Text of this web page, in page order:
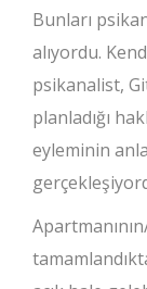
Bunları
alıyordu.
psikanalist,
planladığı
eyleminin